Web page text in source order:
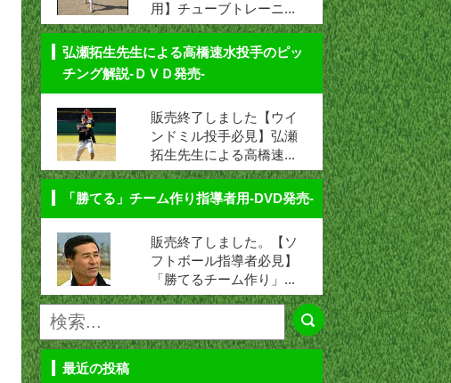
用】チューブトレーニ...
弘瀬拓生先生による高橋速水投手のピッ
チング解説-ＤＶＤ発売-
販売終了しました【ウイ
ンドミル投手必見】弘瀬
拓生先生による高橋速...
「勝てる」チーム作り指導者用-DVD発売-
販売終了しました。【ソ
フトボール指導者必見】
「勝てるチーム作り」...
最近の投稿